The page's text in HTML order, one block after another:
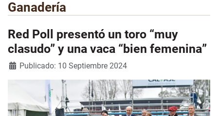
Ganadería
Red Poll presentó un toro “muy
clasudo” y una vaca “bien femenina”
Detalles
Publicado: 10 Septiembre 2024